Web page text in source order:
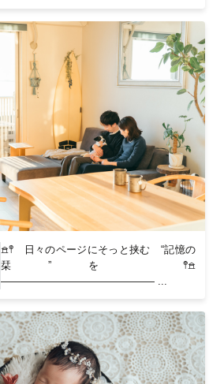
𖠿𖤣 日々のページにそっと挟む “記憶の
栞”を 𖤥𖠿
――――――――――――――― ...